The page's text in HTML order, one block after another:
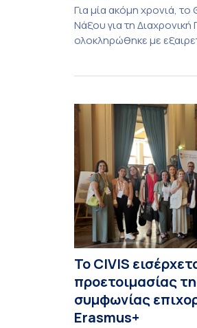
Για μία ακόμη χρονιά, το
Νάξου για τη
ολοκληρώθηκε με
19 έως τις 25 Ιουλίου
της πρώην σχολής […]
Το CIVIS
προετοιμασίας
συμφωνίας
Erasmus+